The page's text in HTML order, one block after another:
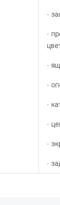
·
·
·
·
·
·
·
·